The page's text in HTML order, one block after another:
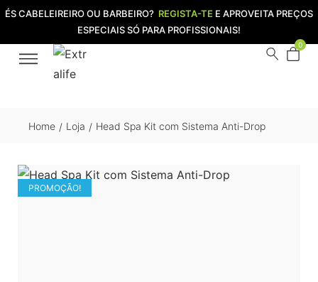
ÉS CABELEIREIRO OU BARBEIRO? REGISTA-TE E APROVEITA PREÇOS
ESPECIAIS SÓ PARA PROFISSIONAIS!
0
Home / Loja / Head Spa Kit com Sistema Anti-Drop
PROMOÇÃO!